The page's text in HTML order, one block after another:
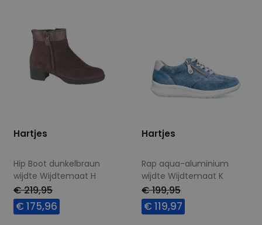
Hartjes
Hip Boot dunkelbraun
wijdte Wijdtemaat H
€ 219,95
€ 175,96
Hartjes
Rap aqua-aluminium
wijdte Wijdtemaat K
€ 199,95
€ 119,97